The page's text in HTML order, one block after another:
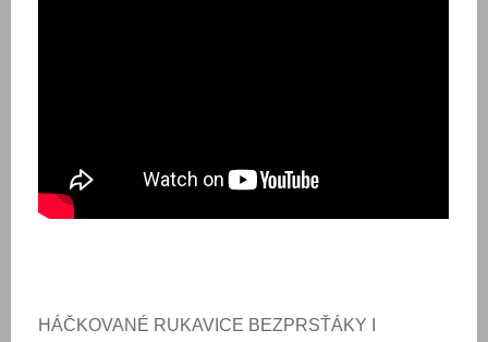
HÁČKOVANÉ RUKAVICE BEZPRSŤÁKY I